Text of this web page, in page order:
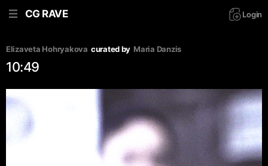
CG RAVE Login
Elizaveta Hohryakova curated by Maria Danzis
10:49